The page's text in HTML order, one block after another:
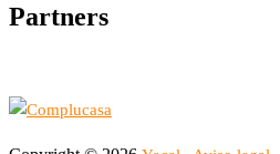
Partners